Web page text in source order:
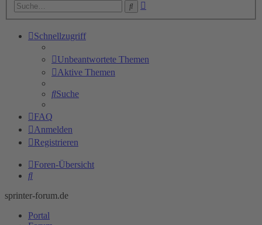
Suche
Schnellzugriff
Unbeantwortete Themen
Aktive Themen
Suche
FAQ
Anmelden
Registrieren
Foren-Übersicht
Suche
sprinter-forum.de
Portal